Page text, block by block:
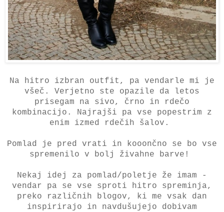
Na hitro izbran outfit, pa vendarle mi je
všeč. Verjetno ste opazile da letos
prisegam na sivo, črno in rdečo
kombinacijo. Najrajši pa vse popestrim z
enim izmed rdečih šalov.
Pomlad je pred vrati in kooončno se bo vse
spremenilo v bolj živahne barve!
Nekaj idej za pomlad/poletje že imam -
vendar pa se vse sproti hitro spreminja,
preko različnih blogov, ki me vsak dan
inspirirajo in navdušujejo dobivam